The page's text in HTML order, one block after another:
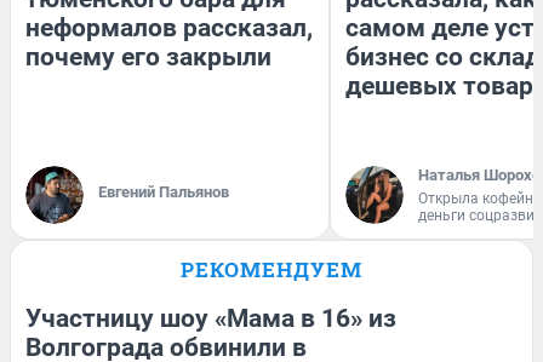
неформалов рассказал,
почему его закрыли
Евгений Пальянов
самом деле
бизнес со
дешевых
Наталья
Открыла
деньги
РЕКОМЕНДУЕМ
Участницу шоу «Мама в 16» из
Волгограда обвинили в